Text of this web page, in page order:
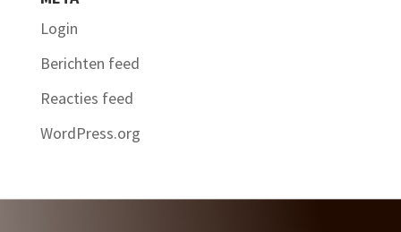
Login
Berichten feed
Reacties feed
WordPress.org